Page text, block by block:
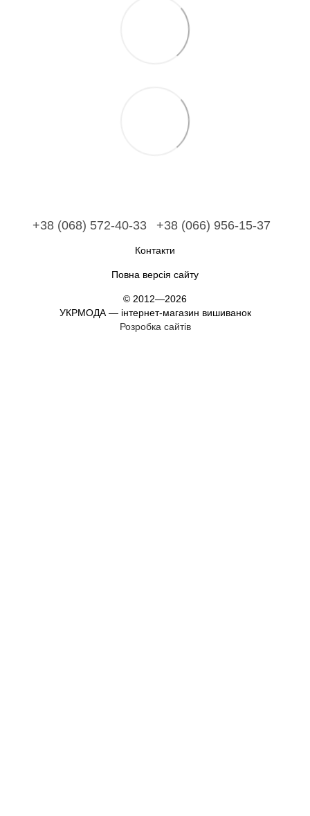
+38 (068) 572-40-33 +38 (066) 956-15-37
Контакти
Повна версія сайту
© 2012—2026
УКРМОДА — інтернет-магазин вишиванок
Розробка сайтів